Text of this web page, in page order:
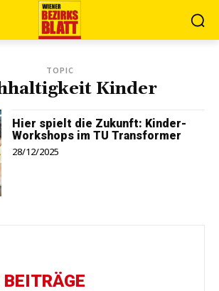
TOPIC
Kinder
Hier spielt die Zukunft: Kinder-
Workshops im TU Transformer
28/12/2025
BEITRÄGE